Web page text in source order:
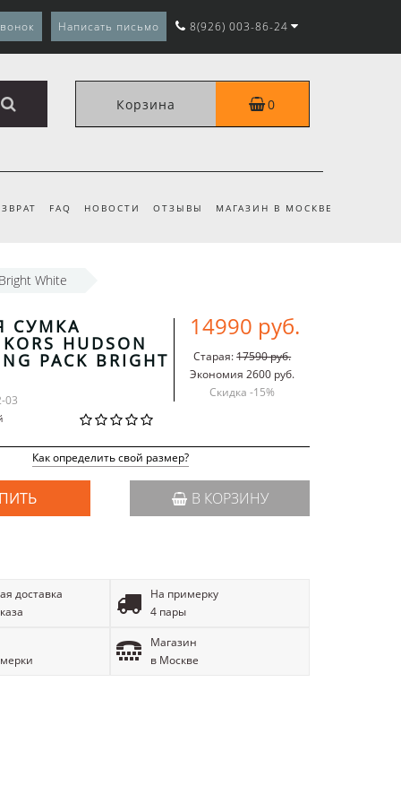
Написать письмо 8(926) 003-86-24
Корзина 0
FAQ НОВОСТИ ОТЗЫВЫ МАГАЗИН В МОСКВЕ
White
СУМКА
HUDSON
PACK BRIGHT
03
14990 руб.
Старая:17590 руб.
Экономия 2600 руб.
Скидка -15%
Как определить свой размер?
В КОРЗИНУ
доставка
На примерку
4 пары
Магазин
в Москве